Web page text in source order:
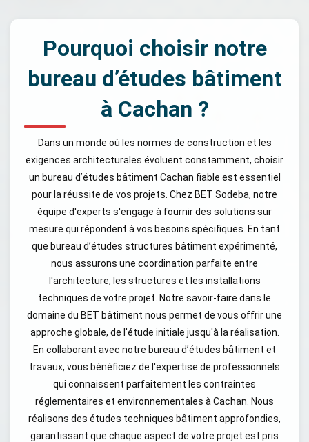
Pourquoi choisir notre
bureau d’études bâtiment
à Cachan ?
Dans un monde où les normes de construction et les
exigences architecturales évoluent constamment, choisir
un bureau d’études bâtiment Cachan fiable est essentiel
pour la réussite de vos projets. Chez BET Sodeba, notre
équipe d'experts s'engage à fournir des solutions sur
mesure qui répondent à vos besoins spécifiques. En tant
que bureau d’études structures bâtiment expérimenté,
nous assurons une coordination parfaite entre
l'architecture, les structures et les installations
techniques de votre projet. Notre savoir-faire dans le
domaine du BET bâtiment nous permet de vous offrir une
approche globale, de l'étude initiale jusqu'à la réalisation.
En collaborant avec notre bureau d’études bâtiment et
travaux, vous bénéficiez de l'expertise de professionnels
qui connaissent parfaitement les contraintes
réglementaires et environnementales à Cachan. Nous
réalisons des études techniques bâtiment approfondies,
garantissant que chaque aspect de votre projet est pris